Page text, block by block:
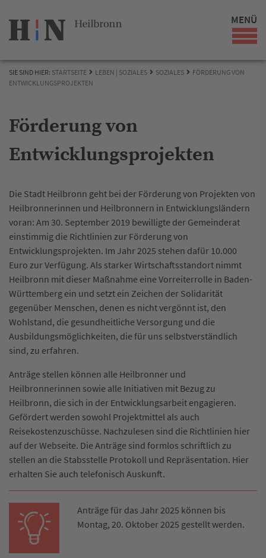
MENÜ
SIE SIND HIER: STARTSEITE LEBEN | SOZIALES SOZIALES
FÖRDERUNG VON
ENTWICKLUNGSPROJEKTEN
Förderung von
Entwicklungsprojekten
Die Stadt Heilbronn geht bei der Förderung von Projekten von
Heilbronnerinnen und Heilbronnern in Entwicklungsländern
voran: Am 30. September 2019 bewilligte der Gemeinderat
einstimmig die Richtlinien zur Förderung von
Entwicklungsprojekten. Im Jahr 2025 stehen dafür 10.000
Euro zur Verfügung. Als starker Wirtschaftsstandort nimmt
Heilbronn mit dieser Maßnahme eine Vorreiterrolle in Baden-
Württemberg ein und setzt ein Zeichen der Solidarität
gegenüber Menschen, denen es nicht vergönnt ist, den
Wohlstand, die gesundheitliche Versorgung und die
Ausbildungsmöglichkeiten, die für uns selbstverständlich
sind, zu erfahren.
Anträge stellen können alle Heilbronner und
Heilbronnerinnen sowie alle Initiativen mit Bezug zu
Heilbronn, die sich in der Entwicklungsarbeit engagieren.
Gefördert werden sowohl Projektmittel als auch
Reisekostenzuschüsse. Nachzulesen sind die Richtlinien hier
auf der Webseite. Die Anträge sind formlos schriftlich zu
stellen an die Stabsstelle Protokoll und Repräsentation. Hier
erhalten Sie auch telefonisch Auskunft.
Anträge für das Jahr 2025 können bis
Montag, 20. Oktober 2025 gestellt werden.